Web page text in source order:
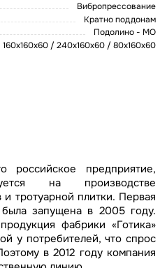
Вибропрессование
Кратно поддонам
Подолино - МО
160х160х60 / 240х160х60 / 80x160x60
российское предприятие,
на производстве
тротуарной плитки. Первая
была запущена в 2005 году.
фабрики «Готика»
у потребителей, что спрос
в 2012 году компания